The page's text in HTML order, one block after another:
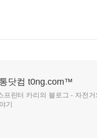
닷컴 t0ng.com™
프린터 카리의 블로그 - 자전
기